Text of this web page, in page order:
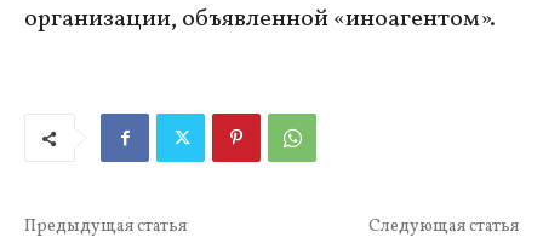
организации, объявленной «иноагентом».
Предыдущая статья Следующая статья